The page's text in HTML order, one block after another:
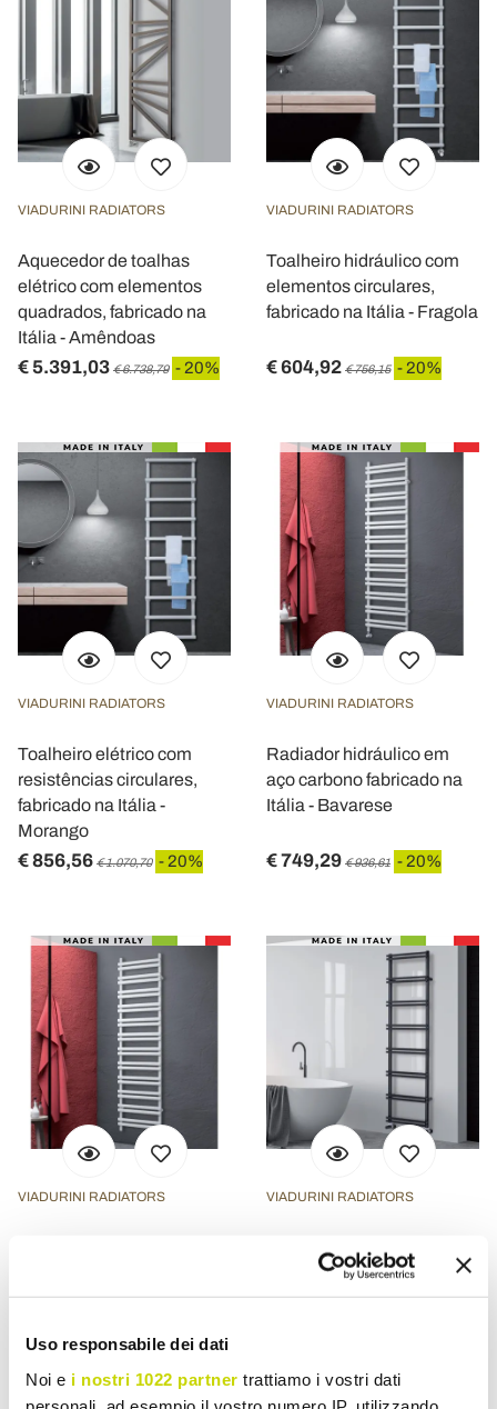
Uso responsabile dei dati
Noi e i nostri 1022 partner trattiamo i vostri dati
VIADURINI RADIATORS
Aquecedor de toalhas
elétrico com elementos
quadrados, fabricado na
Itália - Amêndoas
€ 5.391,03 € 6.738,79 - 20%
VIADURINI RADIATORS
Toalheiro hidráulico com
elementos circulares,
fabricado na Itália - Fragola
€ 604,92 € 756,15 - 20%
VIADURINI RADIATORS
Toalheiro elétrico com
resistências circulares,
fabricado na Itália -
Morango
€ 856,56 € 1.070,70 - 20%
VIADURINI RADIATORS
Radiador hidráulico em
aço carbono fabricado na
Itália - Bavarese
€ 749,29 € 936,61 - 20%
VIADURINI RADIATORS
- Bavarese
€ 1.000,13 - 20%
VIADURINI RADIATORS
Aquecedor de toalhas
hidráulico com coletores
verticais, fabricado na Itália